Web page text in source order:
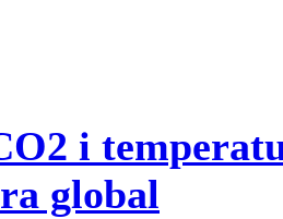
i
global